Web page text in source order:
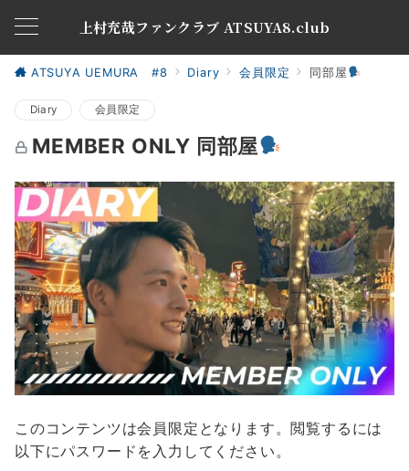
上村充哉ファンクラブ ATSUYA8.club
ATSUYA UEMURA #8 Diary 会員限定 同部屋
Diary 会員限定
MEMBER ONLY 同部屋
このコンテンツは会員限定となります。閲覧するには
以下にパスワードを入力してください。